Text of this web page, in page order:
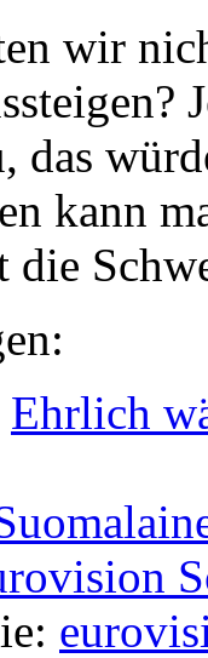
wir
das
kann
die
Ehrlich